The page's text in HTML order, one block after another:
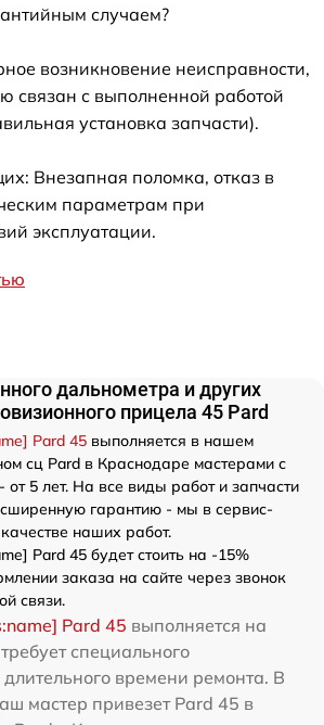
случаем?
возникновение неисправности,
связан с выполненной работой
установка запчасти).
Внезапная поломка, отказ в
параметрам при
эксплуатации.
дальнометра и других
прицела 45 Pard
Pard 45 выполняется в нашем
сц Pard в Краснодаре мастерами с
5 лет. На все виды работ и запчасти
гарантию - мы в сервис-
наших работ.
Pard 45 будет стоить на -15%
заказа на сайте через звонок
связи.
Pard 45 выполняется на
специального
времени ремонта. В
мастер привезет Pard 45 в